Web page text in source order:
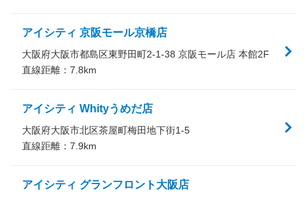
アイシティ 京阪モール京橋店
大阪府大阪市都島区東野田町2-1-38 京阪モール店 本館2F
直線距離： 7.8km
アイシティ Whityうめだ店
大阪府大阪市北区茶屋町梅田地下街1-5
直線距離： 7.9km
アイシティ グランフロント大阪店